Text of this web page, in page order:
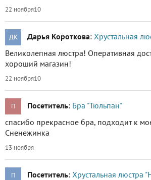
22 ноября10
ДК Дарья Короткова: Хрустальная
Великолепная люстра! Оперативная
хороший магазин!
22 ноября10
П Посетитель: Бра "Тюльпан"
спасибо прекрасное бра, подходит к
Сненежинка
13 ноября
П Посетитель: Хрустальная люстра